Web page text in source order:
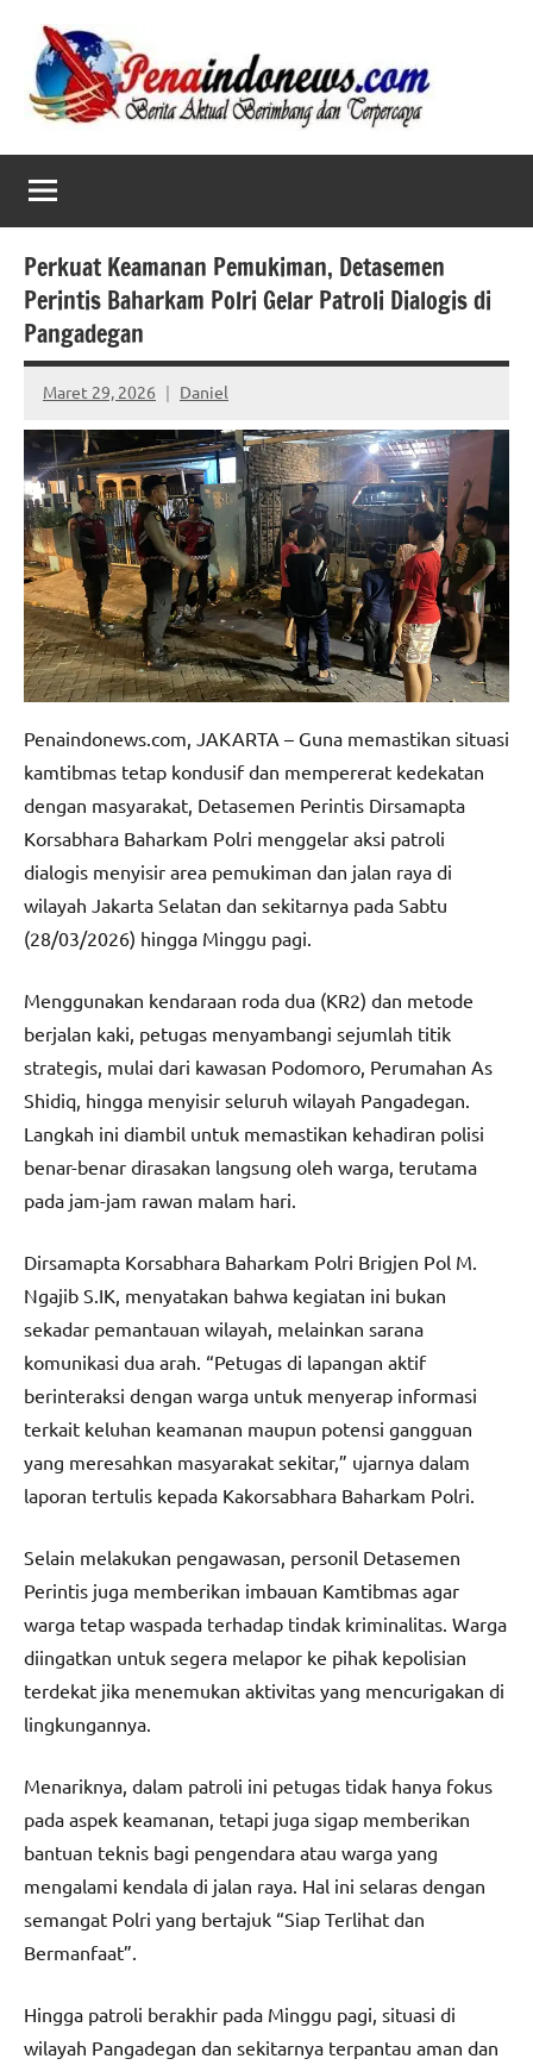
content
Perkuat Keamanan Pemukiman, Detasemen
Perintis Baharkam Polri Gelar Patroli Dialogis di
Pangadegan
Maret 29, 2026 Daniel
No
comments
Penaindonews.com, JAKARTA – Guna memastikan situasi
kamtibmas tetap kondusif dan mempererat kedekatan
dengan masyarakat, Detasemen Perintis Dirsamapta
Korsabhara Baharkam Polri menggelar aksi patroli
dialogis menyisir area pemukiman dan jalan raya di
wilayah Jakarta Selatan dan sekitarnya pada Sabtu
(28/03/2026) hingga Minggu pagi.
Menggunakan kendaraan roda dua (KR2) dan metode
berjalan kaki, petugas menyambangi sejumlah titik
strategis, mulai dari kawasan Podomoro, Perumahan As
Shidiq, hingga menyisir seluruh wilayah Pangadegan.
Langkah ini diambil untuk memastikan kehadiran polisi
benar-benar dirasakan langsung oleh warga, terutama
pada jam-jam rawan malam hari.
Dirsamapta Korsabhara Baharkam Polri Brigjen Pol M.
Ngajib S.IK, menyatakan bahwa kegiatan ini bukan
sekadar pemantauan wilayah, melainkan sarana
komunikasi dua arah. “Petugas di lapangan aktif
berinteraksi dengan warga untuk menyerap informasi
terkait keluhan keamanan maupun potensi gangguan
yang meresahkan masyarakat sekitar,” ujarnya dalam
laporan tertulis kepada Kakorsabhara Baharkam Polri.
Selain melakukan pengawasan, personil Detasemen
Perintis juga memberikan imbauan Kamtibmas agar
warga tetap waspada terhadap tindak kriminalitas. Warga
diingatkan untuk segera melapor ke pihak kepolisian
terdekat jika menemukan aktivitas yang mencurigakan di
lingkungannya.
Menariknya, dalam patroli ini petugas tidak hanya fokus
pada aspek keamanan, tetapi juga sigap memberikan
bantuan teknis bagi pengendara atau warga yang
mengalami kendala di jalan raya. Hal ini selaras dengan
semangat Polri yang bertajuk “Siap Terlihat dan
Bermanfaat”.
Hingga patroli berakhir pada Minggu pagi, situasi di
wilayah Pangadegan dan sekitarnya terpantau aman dan